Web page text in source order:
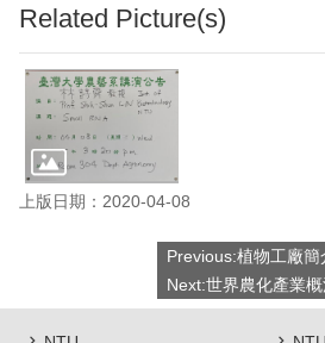
Related Picture(s)
上版日期：2020-04-08